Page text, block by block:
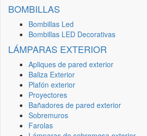
BOMBILLAS
Bombillas Led
Bombillas LED Decorativas
LÁMPARAS EXTERIOR
Apliques de pared exterior
Baliza Exterior
Plafón exterior
Proyectores
Bañadores de pared exterior
Sobremuros
Farolas